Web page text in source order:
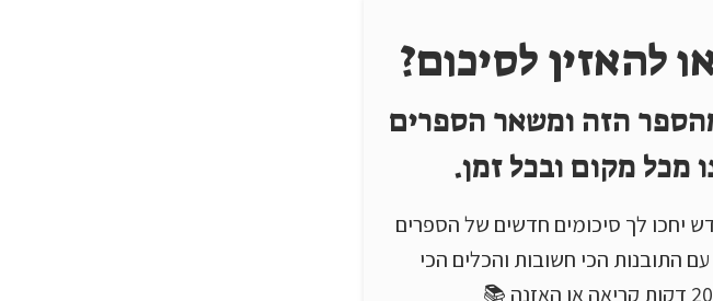
להאזין לסיכום?
הזה ומשאר הספרים
מכל מקום ובכל זמן.
חודש יחכו לך סיכומים חדשים של הספרים
התובנות הכי חשובות והכלים הכי